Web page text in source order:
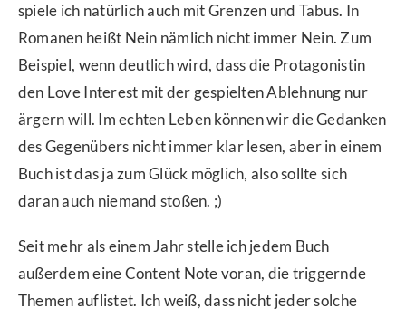
spiele ich natürlich auch mit Grenzen und Tabus. In
Romanen heißt Nein nämlich nicht immer Nein. Zum
Beispiel, wenn deutlich wird, dass die Protagonistin
den Love Interest mit der gespielten Ablehnung nur
ärgern will. Im echten Leben können wir die Gedanken
des Gegenübers nicht immer klar lesen, aber in einem
Buch ist das ja zum Glück möglich, also sollte sich
daran auch niemand stoßen. ;)
Seit mehr als einem Jahr stelle ich jedem Buch
außerdem eine Content Note voran, die triggernde
Themen auflistet. Ich weiß, dass nicht jeder solche